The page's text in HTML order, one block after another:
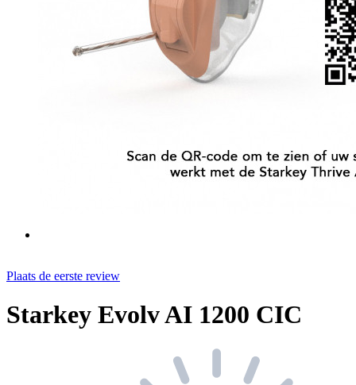
Plaats de eerste review
Starkey Evolv AI 1200 CIC